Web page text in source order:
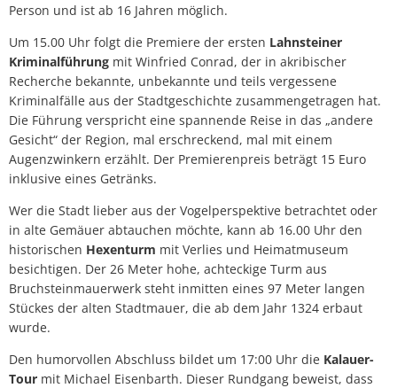
Person und ist ab 16 Jahren möglich.
Um 15.00 Uhr folgt die Premiere der ersten Lahnsteiner
Kriminalführung mit Winfried Conrad, der in akribischer
Recherche bekannte, unbekannte und teils vergessene
Kriminalfälle aus der Stadtgeschichte zusammengetragen hat.
Die Führung verspricht eine spannende Reise in das „andere
Gesicht“ der Region, mal erschreckend, mal mit einem
Augenzwinkern erzählt. Der Premierenpreis beträgt 15 Euro
inklusive eines Getränks.
Wer die Stadt lieber aus der Vogelperspektive betrachtet oder
in alte Gemäuer abtauchen möchte, kann ab 16.00 Uhr den
historischen Hexenturm mit Verlies und Heimatmuseum
besichtigen. Der 26 Meter hohe, achteckige Turm aus
Bruchsteinmauerwerk steht inmitten eines 97 Meter langen
Stückes der alten Stadtmauer, die ab dem Jahr 1324 erbaut
wurde.
Den humorvollen Abschluss bildet um 17:00 Uhr die Kalauer-
Tour mit Michael Eisenbarth. Dieser Rundgang beweist, dass